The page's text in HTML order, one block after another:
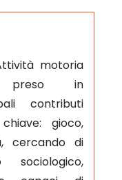
motoria
preso in
contributi
gioco,
cercando di